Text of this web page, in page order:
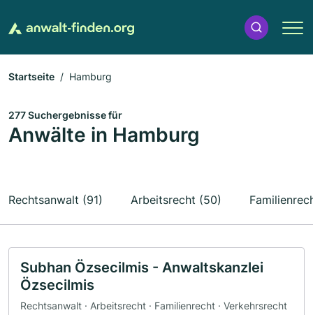
Startseite Hamburg
277 Suchergebnisse für
Anwälte in Hamburg
Rechtsanwalt (91) Arbeitsrecht (50)
Subhan Özsecilmis - Anwaltskanzlei
Özsecilmis
Rechtsanwalt · Arbeitsrecht · Familienrecht · Verkehrsrecht